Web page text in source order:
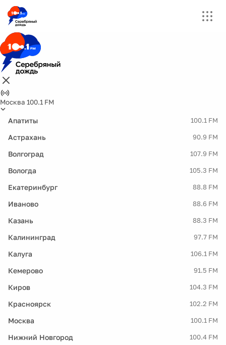
Москва 100.1 FM
Апатиты 100.1 FM
Астрахань 90.9 FM
Волгоград 107.9 FM
Вологда 105.3 FM
Екатеринбург 88.8 FM
Иваново 88.6 FM
Казань 88.3 FM
Калининград 97.7 FM
Калуга 106.1 FM
Кемерово 91.5 FM
Киров 104.3 FM
Красноярск 102.2 FM
Москва 100.1 FM
Нижний Новгород 100.4 FM